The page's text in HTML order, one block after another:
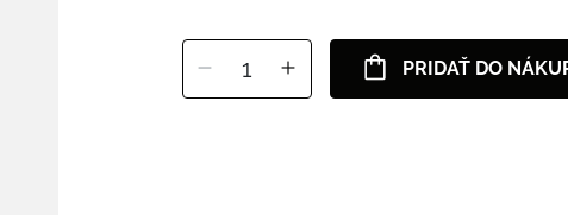
1 PRIDAŤ DO